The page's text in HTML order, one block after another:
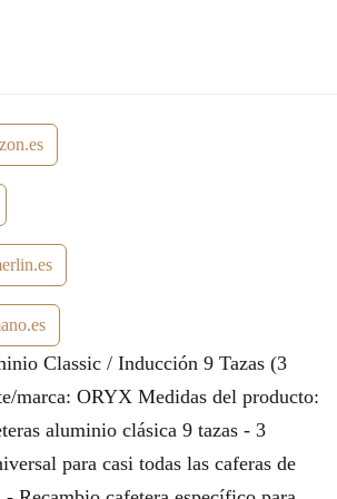
Classic / Inducción 9 Tazas (3
marca: ORYX Medidas del producto:
aluminio clásica 9 tazas - 3
para casi todas las caferas de